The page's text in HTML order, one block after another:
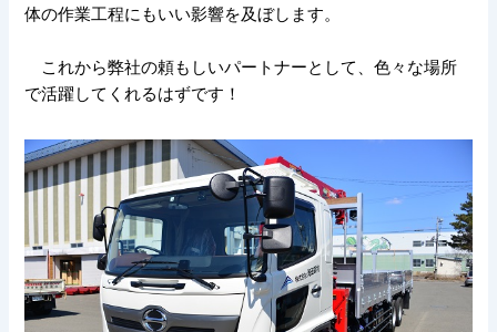
体の作業工程にもいい影響を及ぼします。
これから弊社の頼もしいパートナーとして、色々な場所
で活躍してくれるはずです！